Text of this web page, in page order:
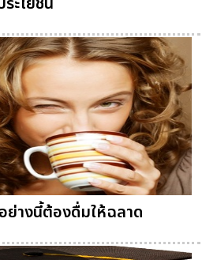
างนี้ต้องดื่มให้ฉลาด